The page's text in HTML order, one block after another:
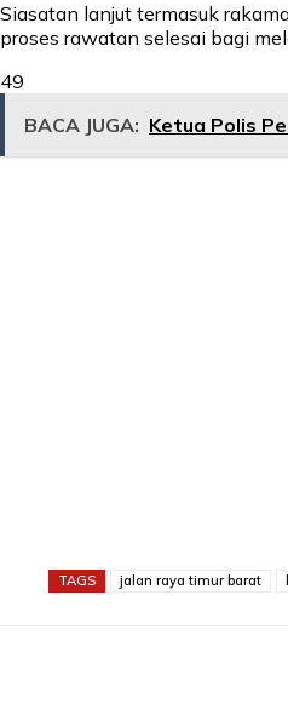
Siasatan lanjut termasuk
proses rawatan selesai bagi
49
BACA JUGA: Ketua Polis
TAGS jalan raya timur barat